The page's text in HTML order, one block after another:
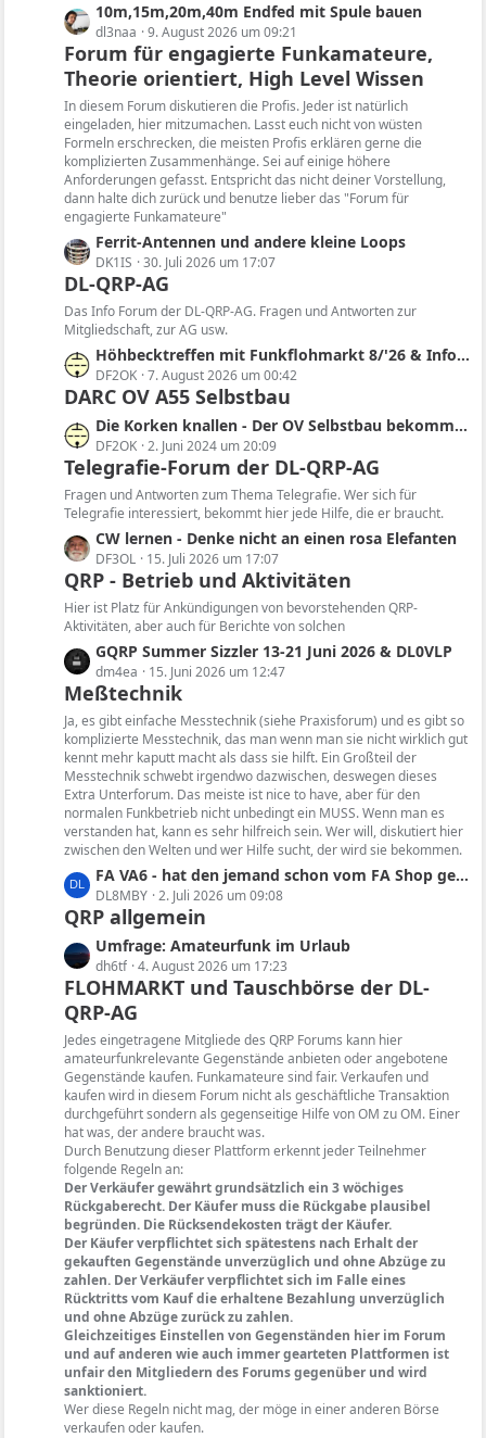
L
e
t
z
t
e
B
e
i
t
r
ä
g
e
10m,15m,20m,40m Endfed mit Spule bauen
dl3naa 9. August 2026 um 09:21
Forum für engagierte Funkamateure,
Theorie orientiert, High Level Wissen
In diesem Forum diskutieren die Profis. Jeder ist natürlich
eingeladen, hier mitzumachen. Lasst euch nicht von wüsten
Formeln erschrecken, die meisten Profis erklären gerne die
komplizierten Zusammenhänge. Sei auf einige höhere
Anforderungen gefasst. Entspricht das nicht deiner Vorstellung,
dann halte dich zurück und benutze lieber das "Forum für
engagierte Funkamateure"
L
e
t
z
t
e
B
e
t
r
ä
g
e
Ferrit-Antennen und andere kleine Loops
DK1IS 30. Juli 2026 um 17:07
DL-QRP-AG
Das Info Forum der DL-QRP-AG. Fragen und Antworten zur
Mitgliedschaft, zur AG usw.
L
e
t
z
t
e
B
e
t
r
ä
g
e
Höhbecktreffen mit Funkflohmarkt 8/'26 & Infos zur Region, Sendertechnik, Historie, SDR
DF2OK 7. August 2026 um 00:42
DARC OV A55 Selbstbau
L
e
t
z
t
e
B
e
i
t
ä
g
e
Die Korken knallen - Der OV Selbstbau bekommt im QRP-Forum einen eigenen Bereich
DF2OK 2. Juni 2024 um 20:09
Telegrafie-Forum der DL-QRP-AG
Fragen und Antworten zum Thema Telegrafie. Wer sich für
Telegrafie interessiert, bekommt hier jede Hilfe, die er braucht.
L
e
t
z
t
e
B
e
i
t
r
ä
g
e
CW lernen - Denke nicht an einen rosa Elefanten
DF3OL 15. Juli 2026 um 17:07
QRP - Betrieb und Aktivitäten
Hier ist Platz für Ankündigungen von bevorstehenden QRP-
Aktivitäten, aber auch für Berichte von solchen
L
e
t
z
t
e
B
e
i
t
r
ä
g
e
GQRP Summer Sizzler 13-21 Juni 2026 & DL0VLP
dm4ea 15. Juni 2026 um 12:47
Meßtechnik
Ja, es gibt einfache Messtechnik (siehe Praxisforum) und es gibt so
komplizierte Messtechnik, das man wenn man sie nicht wirklich gut
kennt mehr kaputt macht als dass sie hilft. Ein Großteil der
Messtechnik schwebt irgendwo dazwischen, deswegen dieses
Extra Unterforum. Das meiste ist nice to have, aber für den
normalen Funkbetrieb nicht unbedingt ein MUSS. Wenn man es
verstanden hat, kann es sehr hilfreich sein. Wer will, diskutiert hier
zwischen den Welten und wer Hilfe sucht, der wird sie bekommen.
L
e
t
z
t
e
B
e
i
t
r
ä
g
e
FA VA6 - hat den jemand schon vom FA Shop geliefert bekommen und konnte das Gerät testen?
DL8MBY 2. Juli 2026 um 09:08
QRP allgemein
L
e
t
z
t
e
B
e
i
t
r
ä
g
e
Umfrage: Amateurfunk im Urlaub
dh6tf 4. August 2026 um 17:23
FLOHMARKT und Tauschbörse der DL-
QRP-AG
Jedes eingetragene Mitgliede des QRP Forums kann hier
amateurfunkrelevante Gegenstände anbieten oder angebotene
Gegenstände kaufen. Funkamateure sind fair. Verkaufen und
kaufen wird in diesem Forum nicht als geschäftliche Transaktion
durchgeführt sondern als gegenseitige Hilfe von OM zu OM. Einer
hat was, der andere braucht was.
Durch Benutzung dieser Plattform erkennt jeder Teilnehmer
folgende Regeln an:
Der Verkäufer gewährt grundsätzlich ein 3 wöchiges
Rückgaberecht. Der Käufer muss die Rückgabe plausibel
begründen. Die Rücksendekosten trägt der Käufer.
Der Käufer verpflichtet sich spätestens nach Erhalt der
gekauften Gegenstände unverzüglich und ohne Abzüge zu
zahlen. Der Verkäufer verpflichtet sich im Falle eines
Rücktritts vom Kauf die erhaltene Bezahlung unverzüglich
und ohne Abzüge zurück zu zahlen.
Gleichzeitiges Einstellen von Gegenständen hier im Forum
und auf anderen wie auch immer gearteten Plattformen ist
unfair den Mitgliedern des Forums gegenüber und wird
sanktioniert.
Wer diese Regeln nicht mag, der möge in einer anderen Börse
verkaufen oder kaufen.